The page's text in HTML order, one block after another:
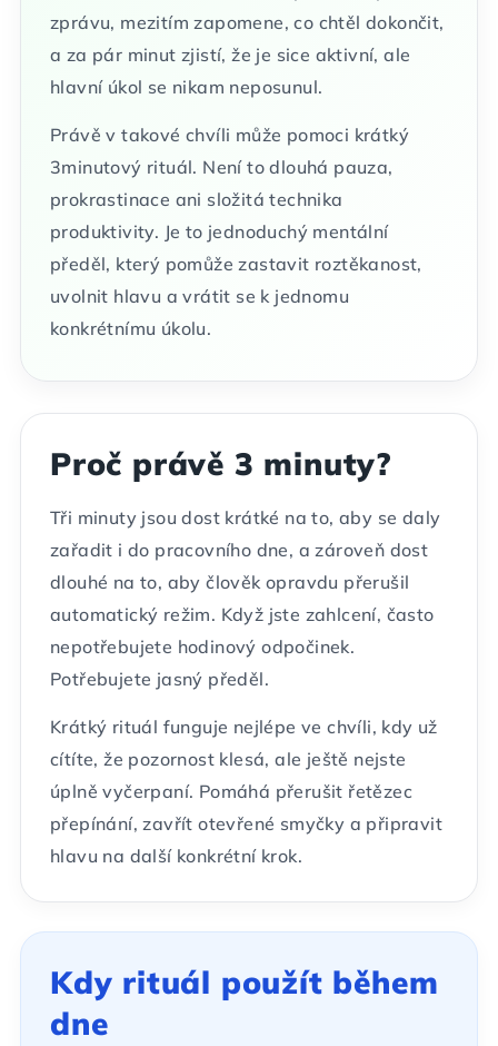
zprávu, mezitím zapomene, co chtěl dokončit,
a za pár minut zjistí, že je sice aktivní, ale
hlavní úkol se nikam neposunul.
Právě v takové chvíli může pomoci krátký
3minutový rituál. Není to dlouhá pauza,
prokrastinace ani složitá technika
produktivity. Je to jednoduchý mentální
předěl, který pomůže zastavit roztěkanost,
uvolnit hlavu a vrátit se k jednomu
konkrétnímu úkolu.
Proč právě 3 minuty?
Tři minuty jsou dost krátké na to, aby se daly
zařadit i do pracovního dne, a zároveň dost
dlouhé na to, aby člověk opravdu přerušil
automatický režim. Když jste zahlcení, často
nepotřebujete hodinový odpočinek.
Potřebujete jasný předěl.
Krátký rituál funguje nejlépe ve chvíli, kdy už
cítíte, že pozornost klesá, ale ještě nejste
úplně vyčerpaní. Pomáhá přerušit řetězec
přepínání, zavřít otevřené smyčky a připravit
hlavu na další konkrétní krok.
Kdy rituál použít během
dne